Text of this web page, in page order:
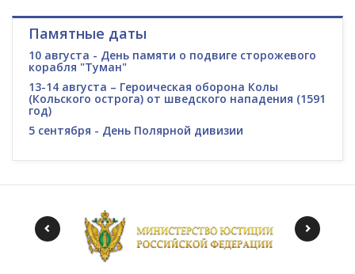
Памятные даты
10 августа - День памяти о подвиге сторожевого
корабля "Туман"
13-14 августа – Героическая оборона Колы
(Кольского острога) от шведского нападения (1591
год)
5 сентября - День Полярной дивизии